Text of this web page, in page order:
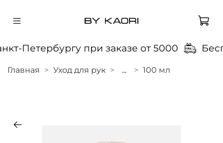
Петербургу при заказе от 5000
Главная Уход для рук ... 100 мл